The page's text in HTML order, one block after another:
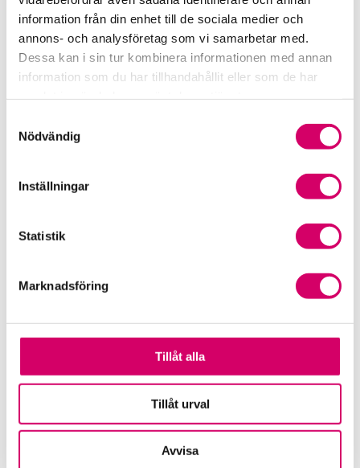
information från din enhet till de sociala medier och
annons- och analysföretag som vi samarbetar med.
Dessa kan i sin tur kombinera informationen med annan
information som du har tillhandahållit eller som de har
Nödvändig
Inställningar
Statistik
Marknadsföring
Tillåt alla
Tillåt urval
Avvisa
10 nov - 11 nov
Distans
Sista anmälningsdag passerad
Praktisk info !